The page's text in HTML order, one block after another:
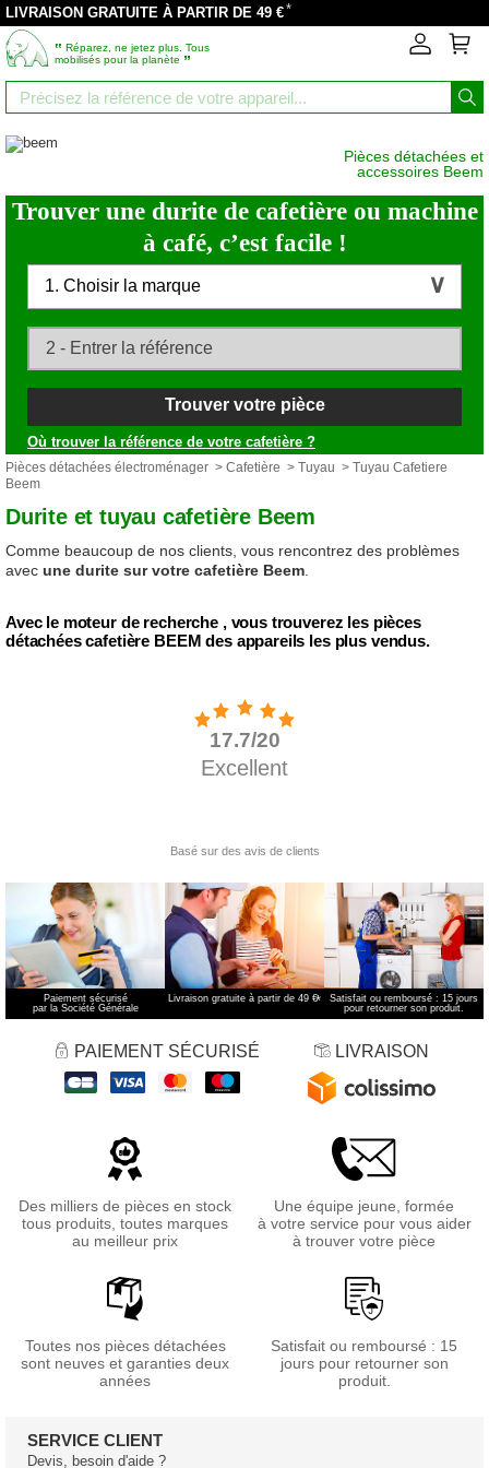
LIVRAISON GRATUITE À PARTIR DE 49 €*
‟ Réparez, ne jetez plus. Tous
mobilisés pour la planète ”
Pièces détachées et
accessoires Beem
Trouver une durite de cafetière ou machine
à café, c’est facile !
1. Choisir la marque
Trouver votre pièce
Où trouver la référence de votre cafetière ?
Pièces détachées électroménager > Cafetière > Tuyau > Tuyau Cafetiere
Beem
Durite et tuyau cafetière Beem
Comme beaucoup de nos clients, vous rencontrez des problèmes
avec une durite sur votre cafetière Beem
Avec le moteur de recherche , vous trouverez les pièces
détachées cafetière BEEM des appareils les plus vendus.
Paiement sécurisé
par la Société Générale
Livraison gratuite à partir de 49 €*
Satisfait ou remboursé : 15 jours
pour retourner son produit.
PAIEMENT SÉCURISÉ LIVRAISON
Des milliers de pièces en stock
tous produits, toutes marques
au meilleur prix
Une équipe jeune, formée
à votre service pour vous aider
à trouver votre pièce
Toutes nos pièces détachées
sont neuves et garanties deux
années
Satisfait ou remboursé : 15
jours pour retourner son
produit.
SERVICE CLIENT
Devis, besoin d'aide ?